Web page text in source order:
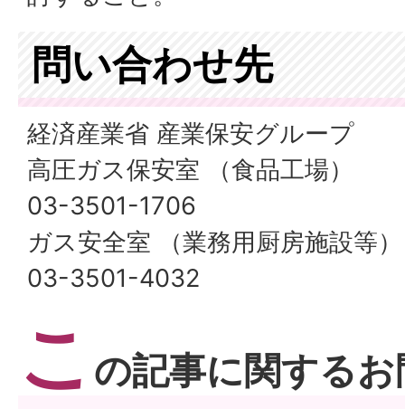
問い合わせ先
経済産業省 産業保安グループ
高圧ガス保安室 （食品工場）
03-3501-1706
ガス安全室 （業務用厨房施設等）
03-3501-4032
こ の記事に関する